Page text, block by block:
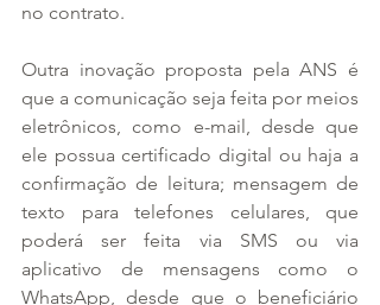
no contrato.
Outra inovação proposta pela ANS é
que a comunicação seja feita por meios
eletrônicos, como e-mail, desde que
ele possua certificado digital ou haja a
confirmação de leitura; mensagem de
texto para telefones celulares, que
poderá ser feita via SMS ou via
aplicativo de mensagens como o
WhatsApp, desde que o beneficiário